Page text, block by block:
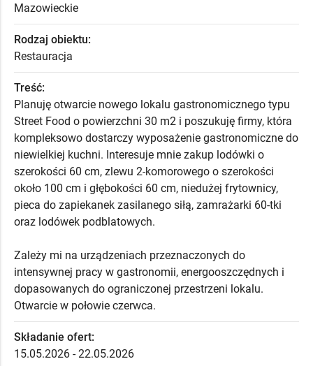
Mazowieckie
Rodzaj obiektu:
Restauracja
Treść:
Planuję otwarcie nowego lokalu gastronomicznego typu
Street Food o powierzchni 30 m2 i poszukuję firmy, która
kompleksowo dostarczy wyposażenie gastronomiczne do
niewielkiej kuchni. Interesuje mnie zakup lodówki o
szerokości 60 cm, zlewu 2-komorowego o szerokości
około 100 cm i głębokości 60 cm, niedużej frytownicy,
pieca do zapiekanek zasilanego siłą, zamrażarki 60-tki
oraz lodówek podblatowych.
Zależy mi na urządzeniach przeznaczonych do
intensywnej pracy w gastronomii, energooszczędnych i
dopasowanych do ograniczonej przestrzeni lokalu.
Otwarcie w połowie czerwca.
Składanie ofert:
15.05.2026 - 22.05.2026